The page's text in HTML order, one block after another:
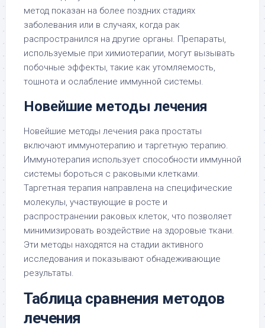
метод показан на более поздних стадиях
заболевания или в случаях, когда рак
распространился на другие органы. Препараты,
используемые при химиотерапии, могут вызывать
побочные эффекты, такие как утомляемость,
тошнота и ослабление иммунной системы.
Новейшие методы лечения
Новейшие методы лечения рака простаты
включают иммунотерапию и таргетную терапию.
Иммунотерапия использует способности иммунной
системы бороться с раковыми клетками.
Таргетная терапия направлена на специфические
молекулы, участвующие в росте и
распространении раковых клеток, что позволяет
минимизировать воздействие на здоровые ткани.
Эти методы находятся на стадии активного
исследования и показывают обнадеживающие
результаты.
Таблица сравнения методов
лечения